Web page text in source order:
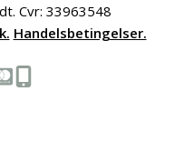
Cvr: 33963548
Handelsbetingelser.